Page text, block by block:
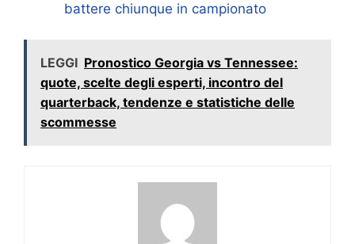
battere chiunque in campionato
LEGGI Pronostico Georgia vs Tennessee:
quote, scelte degli esperti, incontro del
quarterback, tendenze e statistiche delle
scommesse